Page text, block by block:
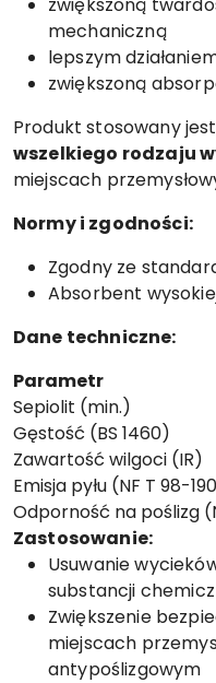
mechaniczną
lepszym
zwiększoną
Produkt stosowany
wszelkiego rodzaju
miejscach
Normy i zgodności:
Zgodny ze
Absorbent
Dane techniczne:
Parametr
Sepiolit (min.)
Gęstość (BS 1460)
Zawartość wilgoci (IR)
Emisja pyłu (NF T 98-
Odporność na poślizg
Zastosowanie:
Usuwanie
substancji
Zwiększenie
miejscach
antypoślizgowym